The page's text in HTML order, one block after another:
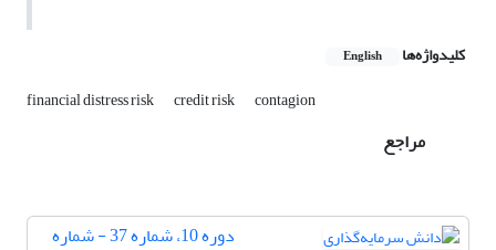
کلیدواژه‌ها English
financial distress risk credit risk contagion
مراجع
دوره 10، شماره 37 - شماره